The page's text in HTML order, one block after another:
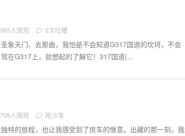
983人围观 2次吐槽
象天门、去那曲，我怕是不会知道G317国道的坎坷，不会
在G317上，就想起的了解它！317国道(...
708人围观 抢沙发
特的旅程，也让我感受到了房车的惬意。出藏的那一刻，我